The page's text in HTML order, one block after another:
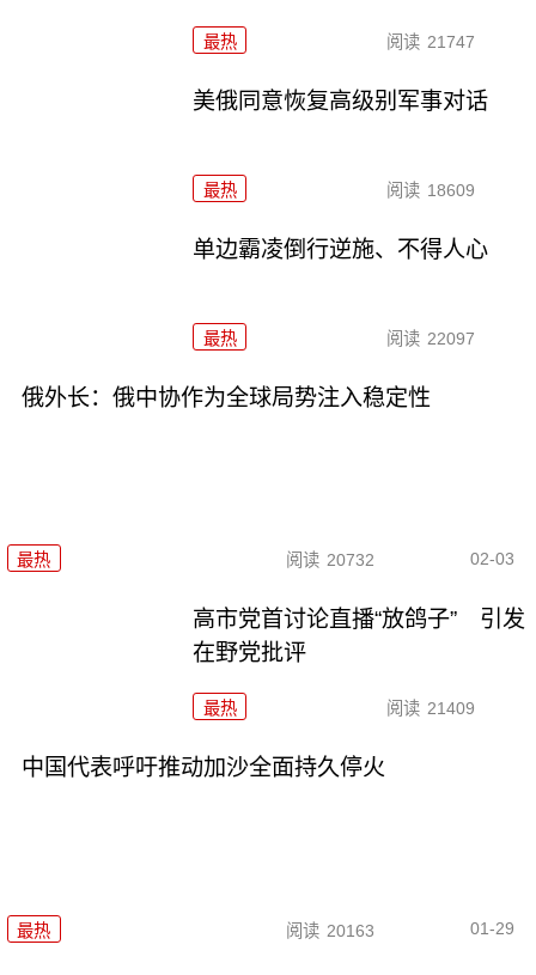
最热 阅读 21747
美俄同意恢复高级别军事对话
最热 阅读 18609
单边霸凌倒行逆施、不得人心
最热 阅读 22097
俄外长：俄中协作为全球局势注入稳定性
最热 阅读 20732 02-03
高市党首讨论直播“放鸽子” 引发
在野党批评
最热 阅读 21409
中国代表呼吁推动加沙全面持久停火
最热 阅读 20163 01-29